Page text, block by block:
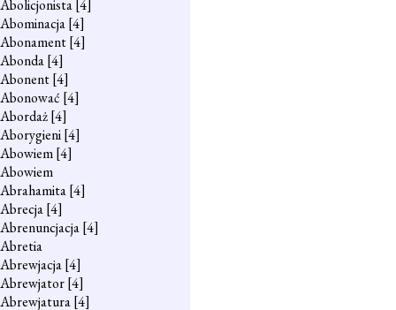
Abolicjonista[4]
Abominacja[4]
Abonament[4]
Abonda[4]
Abonent[4]
Abonować [4]
Abordaż[4]
Aborygieni[4]
Abowiem[4]
Abowiem
Abrahamita[4]
Abrecja[4]
Abrenuncjacja[4]
Abretia
Abrewjacja[4]
Abrewjator[4]
Abrewjatura[4]